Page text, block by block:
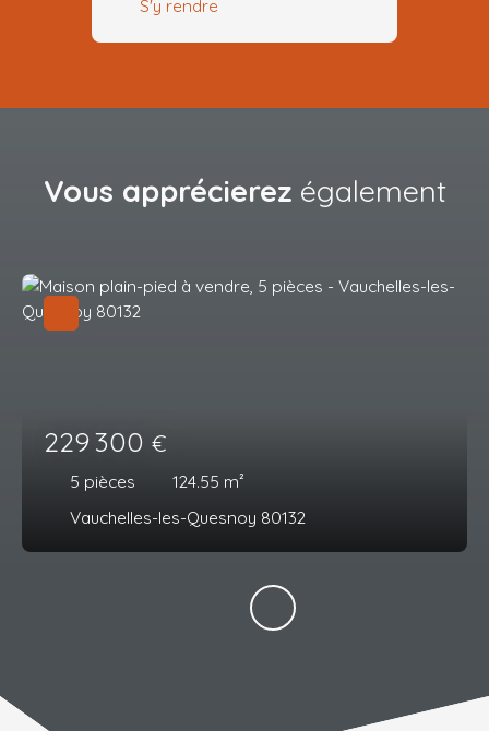
S'y rendre
Vous apprécierez également
229 300 €
5 pièces 124.55 m²
Vauchelles-les-Quesnoy 80132